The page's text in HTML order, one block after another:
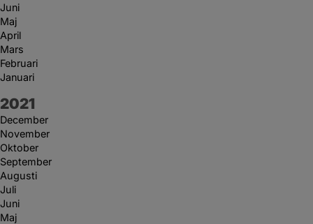
Juni
Maj
April
Mars
Februari
Januari
År:
2021
December
November
Oktober
September
Augusti
Juli
Juni
Maj